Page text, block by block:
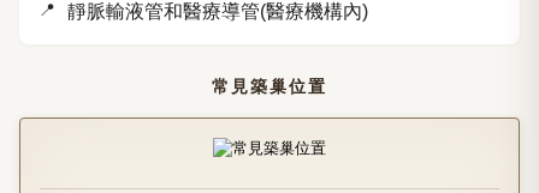
靜脈輸液管和醫療導管(醫療機構內)
常見築巢位置